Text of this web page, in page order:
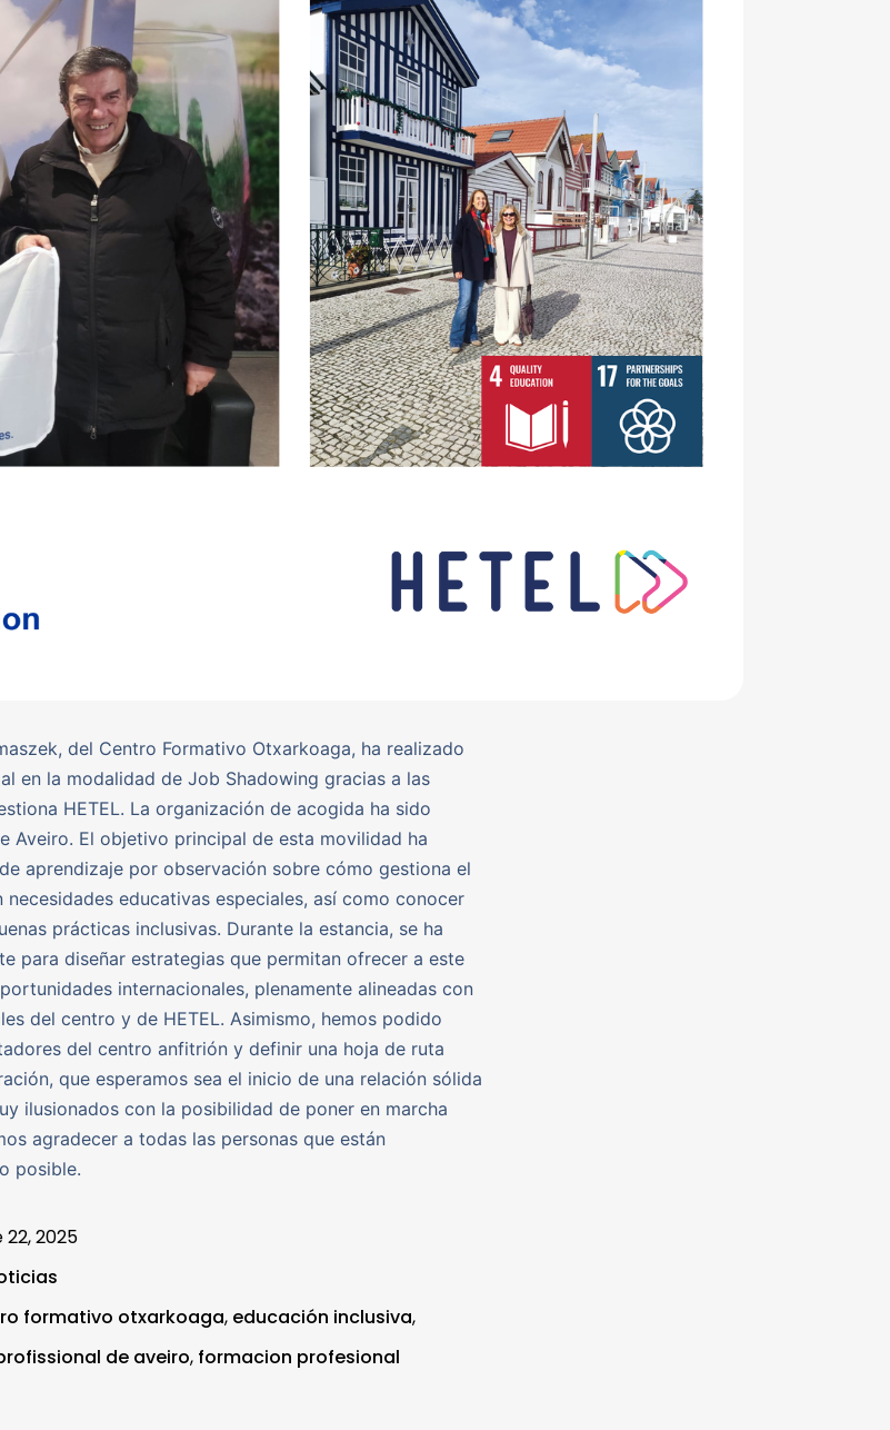
del Centro Formativo Otxarkoaga, ha realizado
en la modalidad de Job Shadowing gracias a las
HETEL. La organización de acogida ha sido
Aveiro. El objetivo principal de esta movilidad ha
aprendizaje por observación sobre cómo gestiona el
educativas especiales, así como conocer
prácticas inclusivas. Durante la estancia, se ha
para diseñar estrategias que permitan ofrecer a este
internacionales, plenamente alineadas con
del centro y de HETEL. Asimismo, hemos podido
del centro anfitrión y definir una hoja de ruta
que esperamos sea el inicio de una relación sólida
ilusionados con la posibilidad de poner en marcha
agradecer a todas las personas que están
posible.
2025
formativo otxarkoaga, educación inclusiva,
de aveiro, formacion profesional